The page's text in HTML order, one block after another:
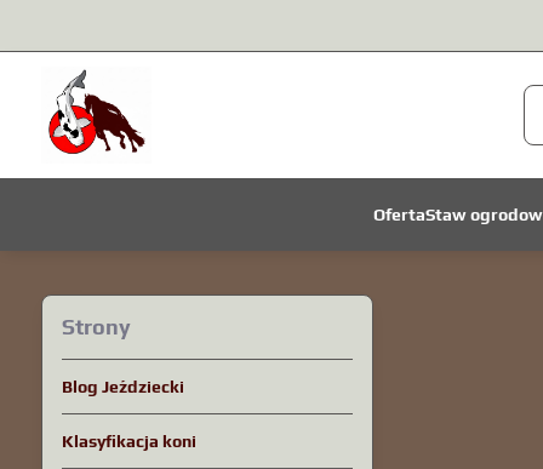
OfertaStaw
Strony
Blog Jeździecki
Klasyfikacja koni